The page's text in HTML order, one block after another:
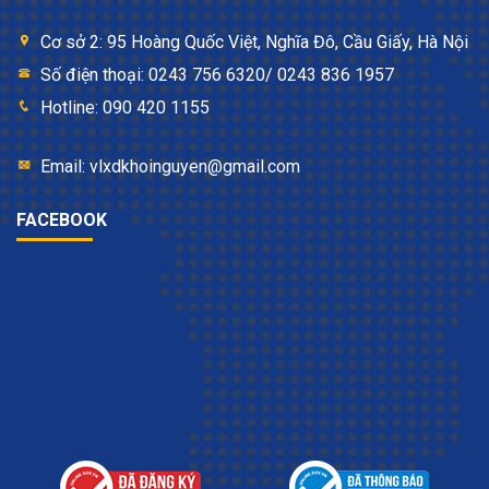
và thành lập nhà máy đầu tiên ở Philippines
1968: Bước đột phá lớn trong công nghệ sản xuất van
gốm giúp tránh rò gỉ nước.
1971 : Doanh số đạt 1,4 tỉ đô với 70,000 nhân viên
1979 : Thương hiệu đã có mặt ở trên 20 quốc gia, trở
thành thương hiệu lớn nhất toàn cầu
1985: Mở nhà máy đầu tiên ở Trung Quốc
2013 : American Standard gia nhập tập đoàn Lixil –
Tập đoàn hàng đầu thế giới về thiết bị vệ sinh
Những sản phẩm American Standard chính
Sản phẩm của hãng American Standard cực kì đa dạng, với
thiết kế lấy con người làm trọng tâm và luôn cải tiến chức
bồn cầu, bồn tắm, vòi lavabo
vòi sen tắm ,bồn tiểu nam ,máy
…khách hàng có thể thoải mái chọn cho mình những
món đồ ưng ý cho phòng tắm của gia đình.
Ứng dụng công nghệ hiện đại trongsản phẩm
Cơ sở 2: 95 Hoàng Quốc Việt, Nghĩa Đô, Cầu Giấy, Hà Nội
Số điện thoại: 0243 756 6320/ 0243 836 1957
Hotline: 090 420 1155
Email: vlxdkhoinguyen@gmail.com
FACEBOOK